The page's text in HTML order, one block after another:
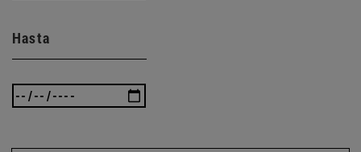
Hasta